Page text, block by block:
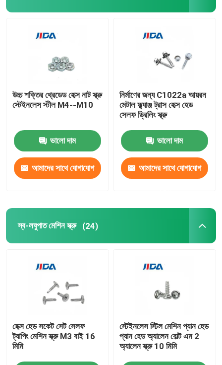
বর্গাকার জোড় বাদাম
ব্লাইন্ড পপ রিভেটস
উচ্চ শক্তির থ্রেডেড হেক্স নাট স্ক্রু
স্টেইনলেস স্টীল M4--M10
ভালো দাম
আমাদের সাথে যোগাযোগ
নির্মাণের জন্য C1022a আয়রন
মেটাল ফ্ল্যাঞ্জ ট্রাস হেক্স হেড
সেলফ ড্রিলিং স্ক্রু
ভালো দাম
আমাদের সাথে যোগাযোগ
স্ব-লঘুপাত মেশিন স্ক্রু (24)
হেক্স হেড সকেট সেট সেলফ
ট্যাপিং মেশিন স্ক্রু M3 বাই 16
মিমি
স্টেইনলেস স্টিল মেশিন প্যান হেড
প্যান হেড অ্যালেন বোল্ট এম 2
অ্যালেন স্ক্রু 10 মিমি